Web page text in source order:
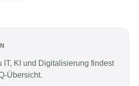
IT, KI und Digitalisierung findest
Übersicht.